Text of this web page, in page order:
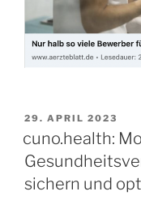
29. APRIL 2023
cuno.health:
sichern und